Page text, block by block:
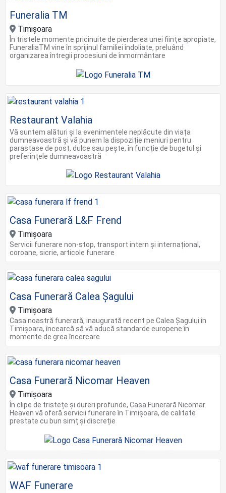
Funeralia TM
Timișoara
În tristele momente pricinuite de pierderea unei fiinţe apropiate,
FuneraliaTM vine în sprijinul familiei îndoliate, preluând
organizarea întregii procesiuni de înmormântare
Restaurant Valahia
Vă suntem alături și la evenimentele neplăcute din viața
dumneavoastră și vă punem la dispoziție meniuri pentru
parastase de post, dulce sau pește, în funcție de bugetul și
preferințele dumneavoastră
Casa Funerară L&F Frend
Timișoara
Servicii funerare non-stop, transport intern și internațional,
coroane, sicrie, articole funerare
Casa Funerară Calea Șagului
Timișoara
Casa noastră funerară, inaugurată recent pe Calea Șagului în
Timișoara, încearcă să vă aducă standarde europene în
momente de grea încercare
Casa Funerară Nicomar Heaven
Timişoara
În clipe de tristețe și dureri profunde, Casa Funerară Nicomar
Heaven vă oferă servicii funerare în Timișoara, de calitate
prestate cu bun simț și discreție
WAF Funerare